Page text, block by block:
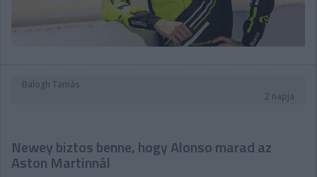
Balogh Tamás
2 napja
Newey biztos benne, hogy Alonso marad az
Aston Martinnál